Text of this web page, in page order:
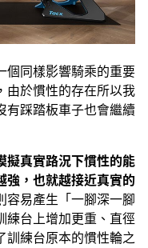
個同樣影響騎乘的重要
由於慣性的存在所以我
有踩踏板車子也會繼續
擬真實路況下慣性的能
強，也就越接近真實的
容易產生「一腳深一腳
練台上增加更重、直徑
訓練台原本的慣性輪之